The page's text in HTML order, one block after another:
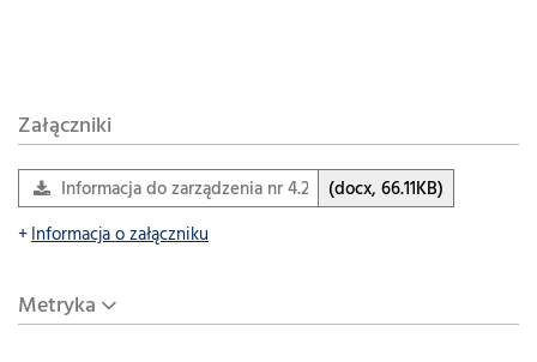
Załączniki
Informacja do zarządzenia nr 4.2020(docx, 66.11KB)
Informacja o załączniku
Metryka